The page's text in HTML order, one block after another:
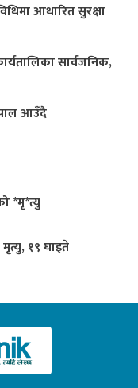
आधारित सुरक्षा
सार्वजनिक,
आउँदै
*मृ*त्यु
मृत्यु, १९ घाइते